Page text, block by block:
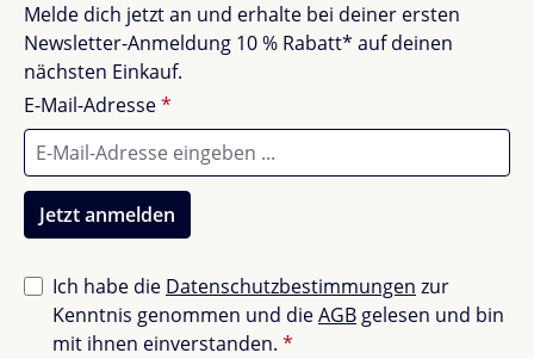
Unbefriedigend (0) 0%
Bewerte dieses Produkt!
Teile deine Erfahrungen mit anderen Kunden.
Bewertungen nur in der aktuellen Sprache anzeigen.
Melde dich jetzt an und erhalte bei deiner ersten
Newsletter-Anmeldung 10 % Rabatt* auf deinen
nächsten Einkauf.
E-Mail-Adresse*
Jetzt anmelden
Ich habe die Datenschutzbestimmungen zur
Kenntnis genommen und dieAGB gelesen und bin
mit ihnen einverstanden. *